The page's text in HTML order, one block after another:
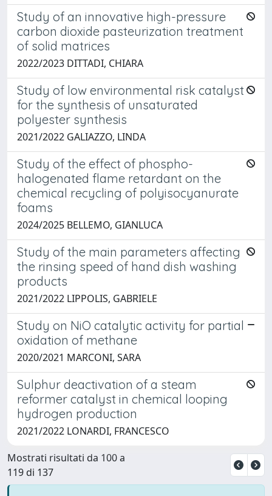
Study of an innovative high-pressure
carbon dioxide pasteurization treatment
of solid matrices
2022/2023 DITTADI, CHIARA
Study of low environmental risk catalyst
for the synthesis of unsaturated
polyester synthesis
2021/2022 GALIAZZO, LINDA
Study of the effect of phospho-
halogenated flame retardant on the
chemical recycling of polyisocyanurate
foams
2024/2025 BELLEMO, GIANLUCA
Study of the main parameters affecting
the rinsing speed of hand dish washing
products
2021/2022 LIPPOLIS, GABRIELE
Study on NiO catalytic activity for partial
oxidation of methane
2020/2021 MARCONI, SARA
Sulphur deactivation of a steam
reformer catalyst in chemical looping
hydrogen production
2021/2022 LONARDI, FRANCESCO
Mostrati risultati da 100 a
119 di 137